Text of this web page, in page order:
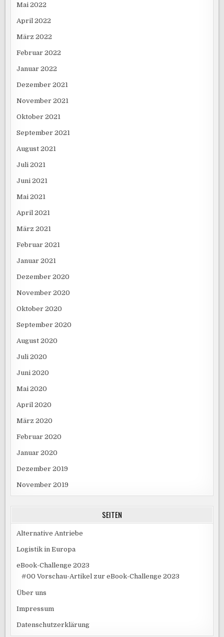
Mai 2022
April 2022
März 2022
Februar 2022
Januar 2022
Dezember 2021
November 2021
Oktober 2021
September 2021
August 2021
Juli 2021
Juni 2021
Mai 2021
April 2021
März 2021
Februar 2021
Januar 2021
Dezember 2020
November 2020
Oktober 2020
September 2020
August 2020
Juli 2020
Juni 2020
Mai 2020
April 2020
März 2020
Februar 2020
Januar 2020
Dezember 2019
November 2019
SEITEN
Alternative Antriebe
Logistik in Europa
eBook-Challenge 2023
#00 Vorschau-Artikel zur eBook-Challenge 2023
Über uns
Impressum
Datenschutzerklärung